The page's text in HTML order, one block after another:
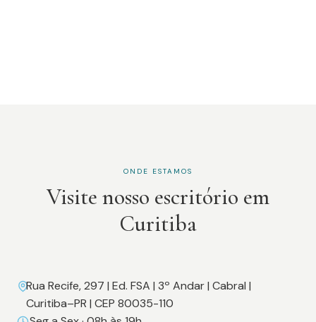
ONDE ESTAMOS
Visite nosso escritório em
Curitiba
Rua Recife, 297 | Ed. FSA | 3º Andar | Cabral |
Curitiba–PR | CEP 80035-110